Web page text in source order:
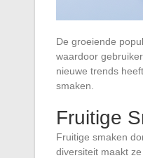
De groeiende
waardoor
nieuwe trends
smaken.
Fruitige
Fruitige smaken
diversiteit maakt